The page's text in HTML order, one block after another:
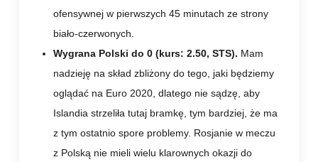
ofensywnej w pierwszych 45 minutach ze strony
biało-czerwonych.
Wygrana Polski do 0 (kurs: 2.50, STS). Mam
nadzieję na skład zbliżony do tego, jaki będziemy
oglądać na Euro 2020, dlatego nie sądzę, aby
Islandia strzeliła tutaj bramkę, tym bardziej, że ma
z tym ostatnio spore problemy. Rosjanie w meczu
z Polską nie mieli wielu klarownych okazji do